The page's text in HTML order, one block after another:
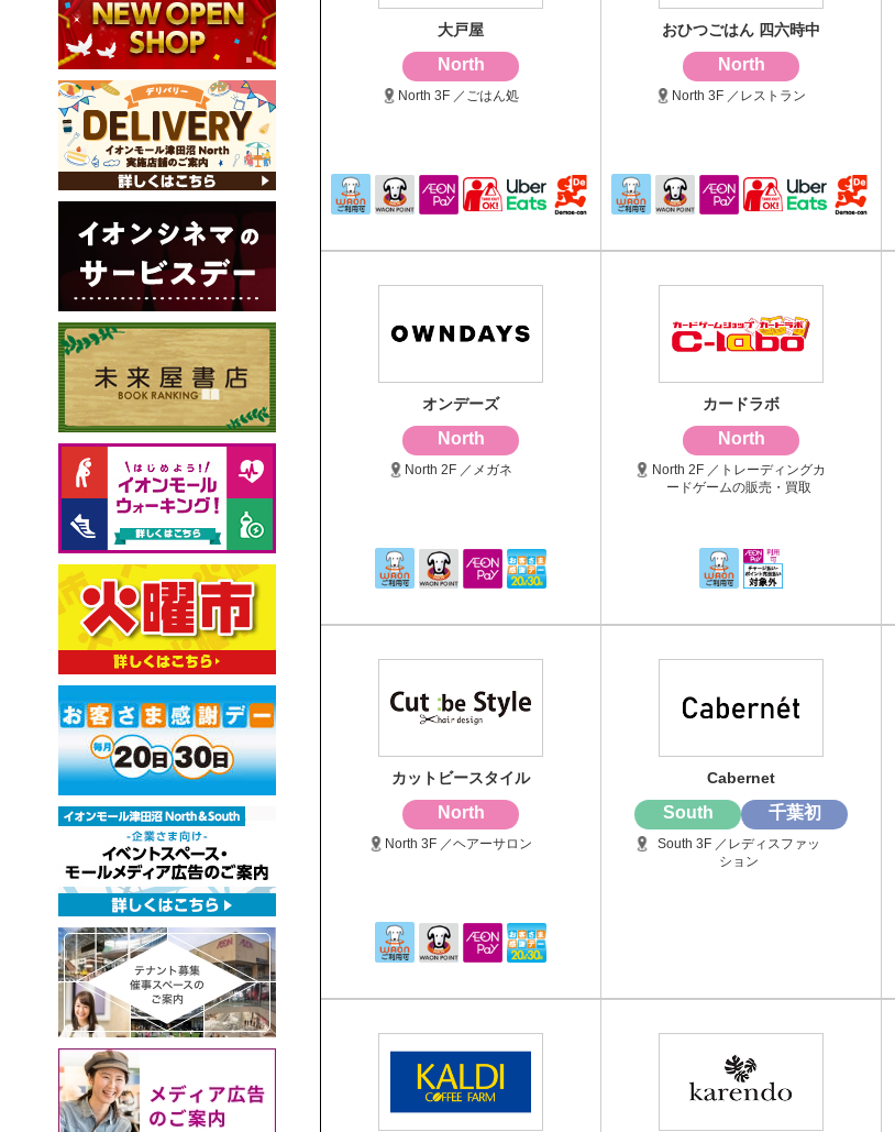
大戸屋
North
North 3F ／ごはん処
おひつごはん 四六時中
North
North 3F ／レストラン
オンデーズ
North
North 2F ／メガネ
カードラボ
North
North 2F ／トレーディングカ
ードゲームの販売・買取
カットビースタイル
North
North 3F ／ヘアーサロン
Cabernet
South 千葉初
South 3F ／レディスファッ
ション